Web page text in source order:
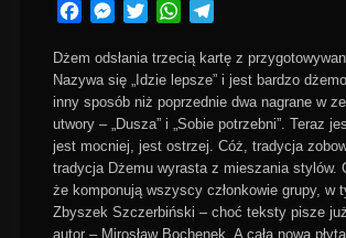
FacebookMessenger
TwitterWhatsApp
Dżem odsłania trzecią kartę z
Nazywa się „Idzie lepsze” i jest bardzo
inny sposób niż poprzednie dwa nagrane w
utwory – „Dusza” i „Sobie potrzebni”. Teraz
jest mocniej, jest ostrzej. Cóż, tradycja
tradycja Dżemu wyrasta z mieszania stylów.
że komponują wszyscy członkowie grupy, w
Zbyszek Szczerbiński – choć teksty pisze
autor – Mirosław Bochenek. A cała nowa